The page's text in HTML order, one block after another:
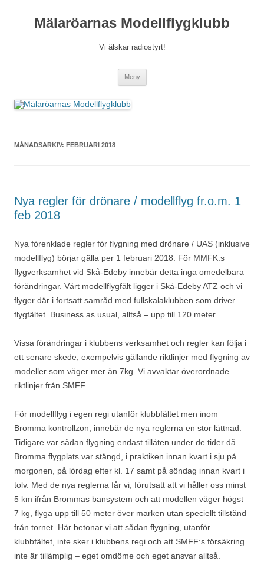
Mälaröarnas Modellflygklubb
Vi älskar radiostyrt!
Meny
MÅNADSARKIV: FEBRUARI 2018
Nya regler för drönare / modellflyg fr.o.m. 1
feb 2018
Nya förenklade regler för flygning med drönare / UAS (inklusive
modellflyg) börjar gälla per 1 februari 2018. För MMFK:s
flygverksamhet vid Skå-Edeby innebär detta inga omedelbara
förändringar. Vårt modellflygfält ligger i Skå-Edeby ATZ och vi
flyger där i fortsatt samråd med fullskalaklubben som driver
flygfältet. Business as usual, alltså – upp till 120 meter.
Vissa förändringar i klubbens verksamhet och regler kan följa i
ett senare skede, exempelvis gällande riktlinjer med flygning av
modeller som väger mer än 7kg. Vi avvaktar överordnade
riktlinjer från SMFF.
För modellflyg i egen regi utanför klubbfältet men inom
Bromma kontrollzon, innebär de nya reglerna en stor lättnad.
Tidigare var sådan flygning endast tillåten under de tider då
Bromma flygplats var stängd, i praktiken innan kvart i sju på
morgonen, på lördag efter kl. 17 samt på söndag innan kvart i
tolv. Med de nya reglerna får vi, förutsatt att vi håller oss minst
5 km ifrån Brommas bansystem och att modellen väger högst
7 kg, flyga upp till 50 meter över marken utan speciellt tillstånd
från tornet. Här betonar vi att sådan flygning, utanför
klubbfältet, inte sker i klubbens regi och att SMFF:s försäkring
inte är tillämplig – eget omdöme och eget ansvar alltså.